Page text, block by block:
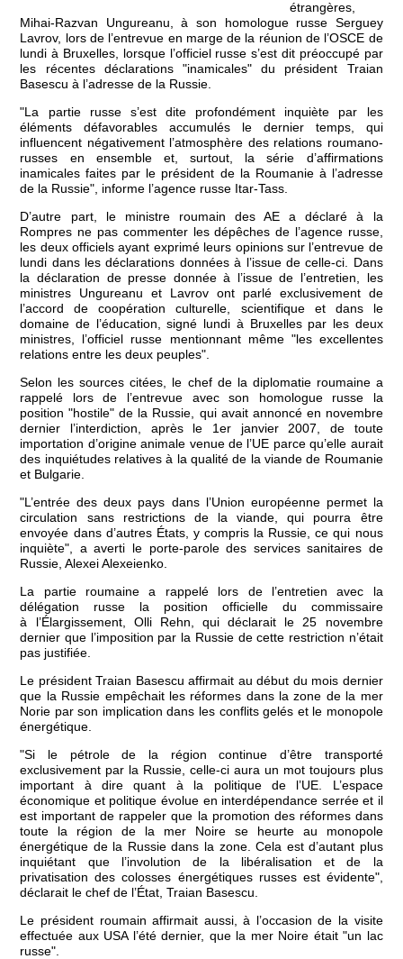
étrangères,
Mihai-Razvan Ungureanu, à son homologue russe Serguey
Lavrov, lors de l’entrevue en marge de la réunion de l’OSCE de
lundi à Bruxelles, lorsque l’officiel russe s’est dit préoccupé par
les récentes déclarations "inamicales" du président Traian
Basescu à l’adresse de la Russie.
"La partie russe s’est dite profondément inquiète par les
éléments défavorables accumulés le dernier temps, qui
influencent négativement l’atmosphère des relations roumano-
russes en ensemble et, surtout, la série d’affirmations
inamicales faites par le président de la Roumanie à l’adresse
de la Russie", informe l’agence russe Itar-Tass.
D’autre part, le ministre roumain des AE a déclaré à la
Rompres ne pas commenter les dépêches de l’agence russe,
les deux officiels ayant exprimé leurs opinions sur l’entrevue de
lundi dans les déclarations données à l’issue de celle-ci. Dans
la déclaration de presse donnée à l’issue de l’entretien, les
ministres Ungureanu et Lavrov ont parlé exclusivement de
l’accord de coopération culturelle, scientifique et dans le
domaine de l’éducation, signé lundi à Bruxelles par les deux
ministres, l’officiel russe mentionnant même "les excellentes
relations entre les deux peuples".
Selon les sources citées, le chef de la diplomatie roumaine a
rappelé lors de l’entrevue avec son homologue russe la
position "hostile" de la Russie, qui avait annoncé en novembre
dernier l’interdiction, après le 1er janvier 2007, de toute
importation d’origine animale venue de l’UE parce qu’elle aurait
des inquiétudes relatives à la qualité de la viande de Roumanie
et Bulgarie.
"L’entrée des deux pays dans l’Union européenne permet la
circulation sans restrictions de la viande, qui pourra être
envoyée dans d’autres États, y compris la Russie, ce qui nous
inquiète", a averti le porte-parole des services sanitaires de
Russie, Alexei Alexeienko.
La partie roumaine a rappelé lors de l’entretien avec la
délégation russe la position officielle du commissaire
à l’Élargissement, Olli Rehn, qui déclarait le 25 novembre
dernier que l’imposition par la Russie de cette restriction n’était
pas justifiée.
Le président Traian Basescu affirmait au début du mois dernier
que la Russie empêchait les réformes dans la zone de la mer
Norie par son implication dans les conflits gelés et le monopole
énergétique.
"Si le pétrole de la région continue d’être transporté
exclusivement par la Russie, celle-ci aura un mot toujours plus
important à dire quant à la politique de l’UE. L’espace
économique et politique évolue en interdépendance serrée et il
est important de rappeler que la promotion des réformes dans
toute la région de la mer Noire se heurte au monopole
énergétique de la Russie dans la zone. Cela est d’autant plus
inquiétant que l’involution de la libéralisation et de la
privatisation des colosses énergétiques russes est évidente",
déclarait le chef de l’État, Traian Basescu.
Le président roumain affirmait aussi, à l’occasion de la visite
effectuée aux USA l’été dernier, que la mer Noire était "un lac
russe".